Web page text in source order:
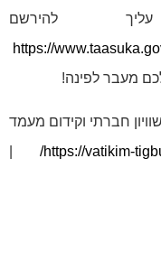
להירשם
https://
מעבר לפינה!
חברתי וקידום מעמד
https://vatikim-
/
|